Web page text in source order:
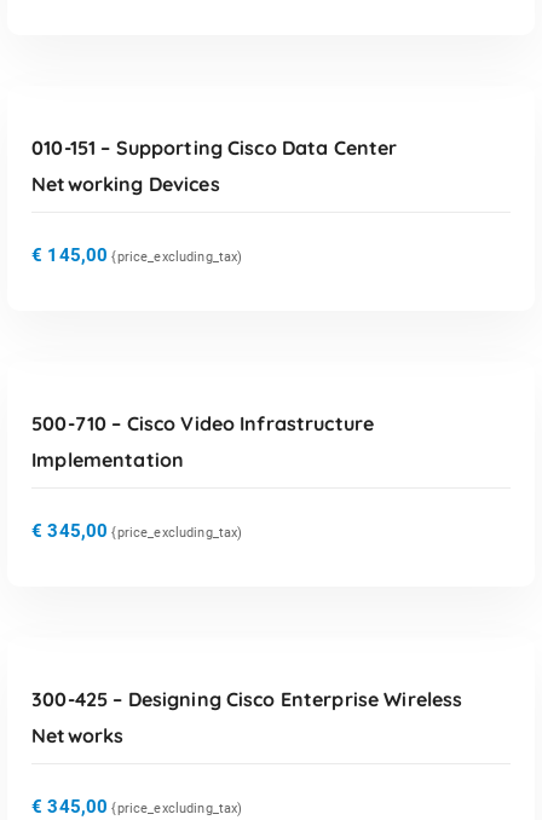
010-151 – Supporting Cisco Data Center
Networking Devices
€ 145,00 {price_excluding_tax)
500-710 – Cisco Video Infrastructure
Implementation
€ 345,00 {price_excluding_tax)
300-425 – Designing Cisco Enterprise Wireless
Networks
€ 345,00 {price_excluding_tax)